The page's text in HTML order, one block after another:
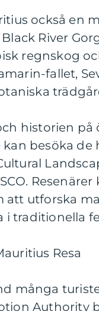
också en
River
regnskog
fallet,
historien på
kan besöka
att utforska
i traditionella
Resa
många
Authority